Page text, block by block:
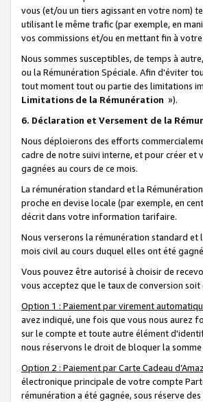
vous (et/ou un tiers agissant en votre nom)
utilisant le même trafic (par exemple, en
vos commissions et/ou en mettant fin à
Nous sommes susceptibles, de temps à
ou la Rémunération Spéciale. Afin d'éviter
tout moment tout ou partie des limitations
Limitations de la Rémunération »).
6. Déclaration et Versement de la
Nous déploierons des efforts
cadre de notre suivi interne, et pour créer
gagnées au cours de ce mois.
La rémunération standard et la
proche en devise locale (par exemple, en
décrit dans votre information tarifaire.
Nous verserons la rémunération standard
mois civil au cours duquel elles ont été
Vous pouvez être autorisé à choisir de
vous acceptez que le taux de conversion
Option 1 : Paiement par virement
avez indiqué, une fois que vous nous aurez
sur le compte et toute autre élément
nous réservons le droit de bloquer la
Option 2 : Paiement par Carte Cadeau
électronique principale de votre compte
rémunération a été gagnée, sous réserve